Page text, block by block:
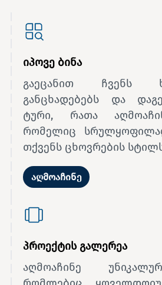
იპოვე ბინა
გაეცანით ჩვენს
განცხადებებს და
ტური, რათა
რომელიც
თქვენს ცხოვრების
აღმოაჩინე
პროექტის გალერეა
აღმოაჩინე